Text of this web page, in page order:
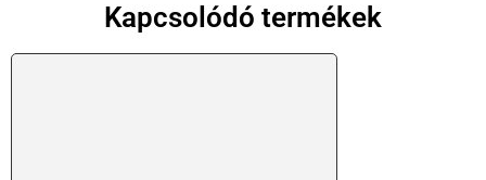
Kapcsolódó termékek